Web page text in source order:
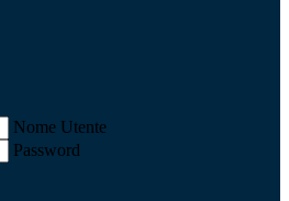
Nome Utente
Password